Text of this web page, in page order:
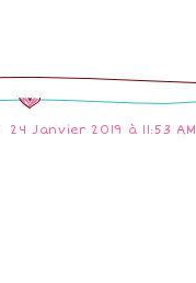
24 Janvier 2019 à 11:53 AM